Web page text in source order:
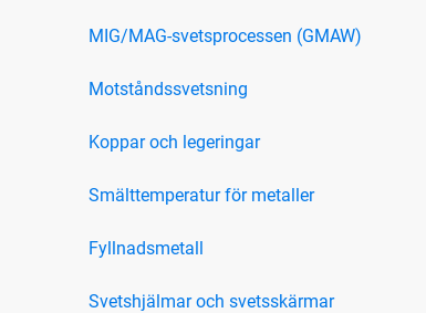
MIG/MAG-svetsprocessen (GMAW)
Motståndssvetsning
Koppar och legeringar
Smälttemperatur för metaller
Fyllnadsmetall
Svetshjälmar och svetsskärmar